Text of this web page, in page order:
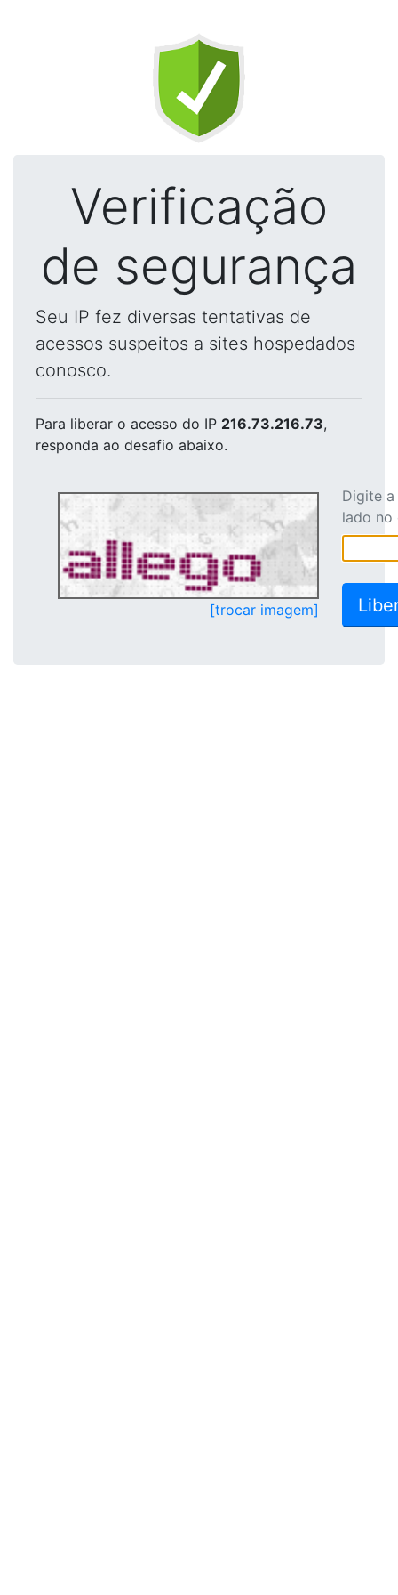
Verificação
de segurança
Seu IP fez diversas tentativas de
acessos suspeitos a sites hospedados
conosco.
Para liberar o acesso do IP 216.73.216.73,
responda ao desafio abaixo.
[trocar imagem]
Digite
lado no